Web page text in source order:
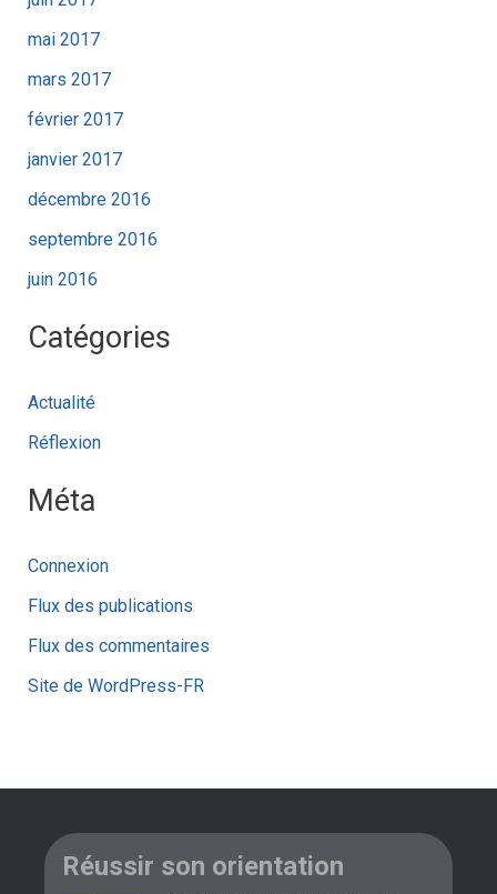
mai 2017
mars 2017
février 2017
janvier 2017
décembre 2016
septembre 2016
juin 2016
Catégories
Actualité
Réflexion
Méta
Connexion
Flux des publications
Flux des commentaires
Site de WordPress-FR
Réussir son orientation